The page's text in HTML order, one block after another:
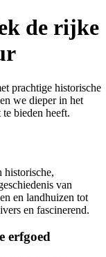
de rijke
prachtige historische
we dieper in het
bieden heeft.
historische,
van
en landhuizen tot
en fascinerend.
erfgoed